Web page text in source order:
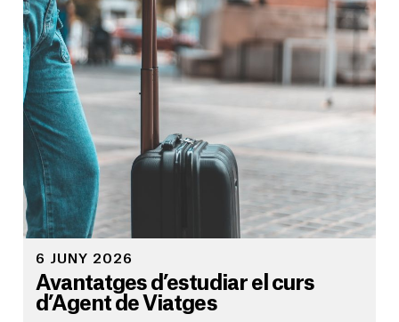
6 JUNY 2026
Avantatges d’estudiar el curs
d’Agent de Viatges